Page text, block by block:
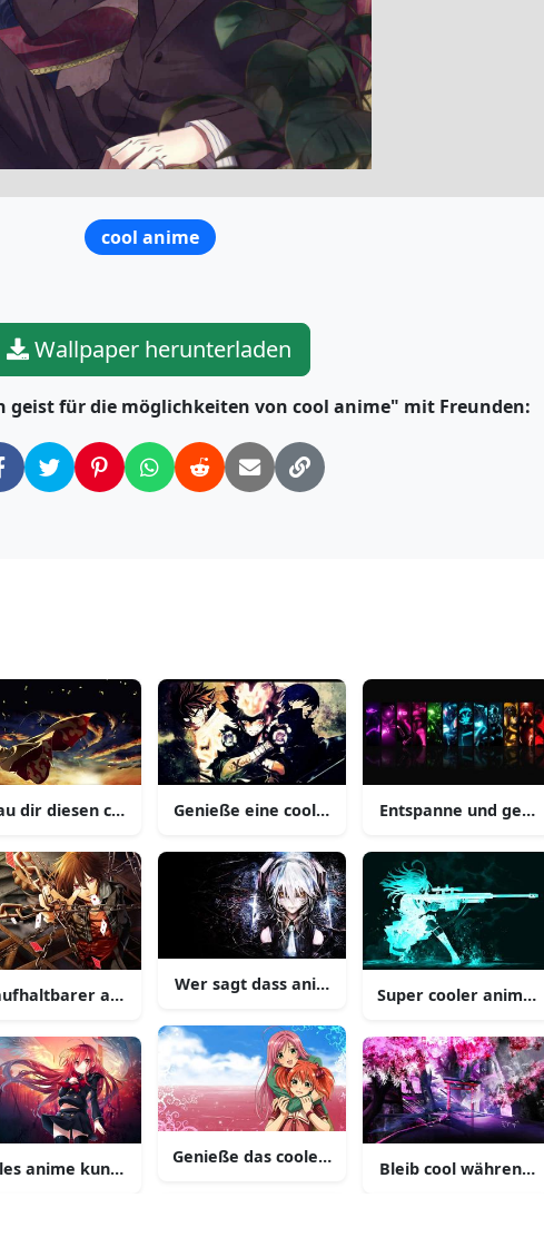
cool anime
Wallpaper herunterladen
geist für die möglichkeiten von cool anime" mit Freunden:
hintergrund
anime hintergrund
dir diesen coolen anime hintergrund an
anime held
anime kunstwerk mit einer figur mit katana
Genieße eine coole anime atmosphäre
Wer sagt dass anime nicht cool ist
Genieße das coole anime gefühl
Entspanne und
Super cooler anime
Bleib cool während